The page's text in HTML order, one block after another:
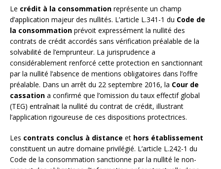
Le crédit à la consommation représente un champ
d’application majeur des nullités. L’article L.341-1 du Code de
la consommation prévoit expressément la nullité des
contrats de crédit accordés sans vérification préalable de la
solvabilité de l’emprunteur. La jurisprudence a
considérablement renforcé cette protection en sanctionnant
par la nullité l’absence de mentions obligatoires dans l’offre
préalable. Dans un arrêt du 22 septembre 2016, la Cour de
cassation a confirmé que l’omission du taux effectif global
(TEG) entraînait la nullité du contrat de crédit, illustrant
l’application rigoureuse de ces dispositions protectrices.
Les contrats conclus à distance et hors établissement
constituent un autre domaine privilégié. L’article L.242-1 du
Code de la consommation sanctionne par la nullité le non-